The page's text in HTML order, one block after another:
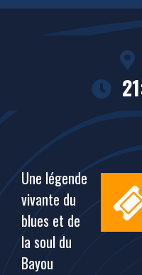
Une légende
vivante du
blues et de
la soul du
Bayou